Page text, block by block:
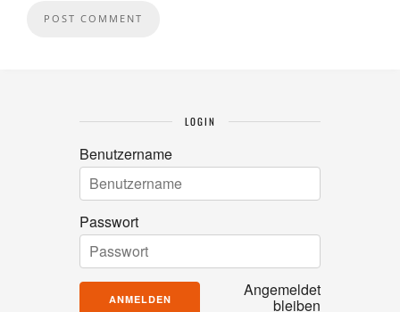
LOGIN
Benutzername
Passwort
Angemeldet
bleiben